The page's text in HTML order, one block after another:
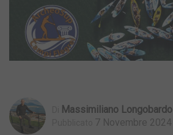
Massimiliano Longobardo
7 Novembre 2024